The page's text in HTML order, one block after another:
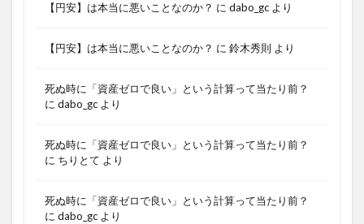
【円安】は本当に悪いことなのか？ に dabo_gc より
【円安】は本当に悪いことなのか？ に 鈴木秀則 より
死ぬ時に「資産ゼロで良い」という計算って当たり前？
に dabo_gc より
死ぬ時に「資産ゼロで良い」という計算って当たり前？
に ちりとて より
死ぬ時に「資産ゼロで良い」という計算って当たり前？
に dabo_gc より